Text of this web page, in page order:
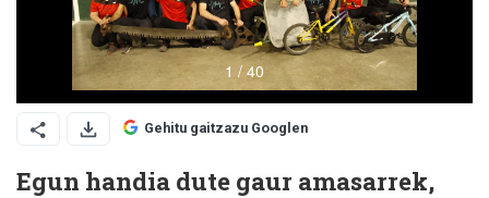
Gehitu gaitzazu Googlen
Egun handia dute gaur amasarrek,